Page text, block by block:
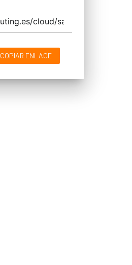
COPIAR ENLACE